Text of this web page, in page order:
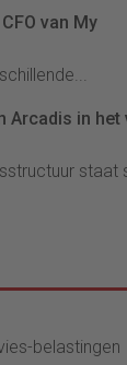
van My
Arcadis in het
staat
belastingen